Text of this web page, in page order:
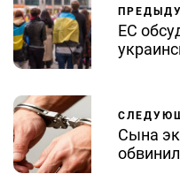
ЕС
Сына